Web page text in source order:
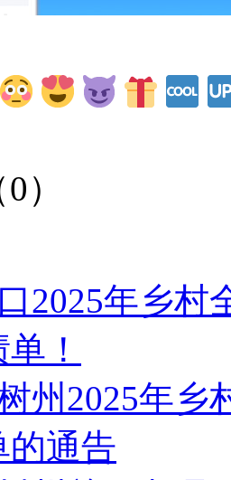
0）
2025年乡村
！
州2025年乡
的通告